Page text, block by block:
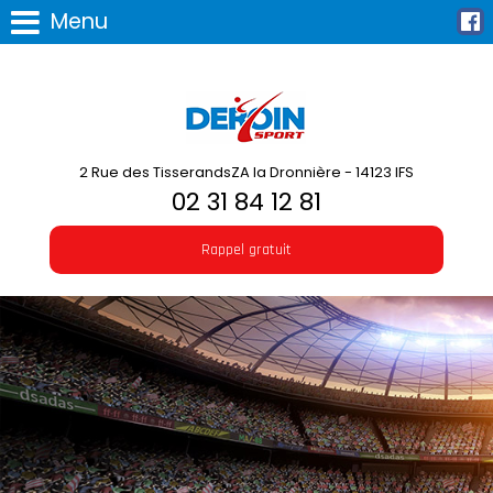
Menu
2 Rue des TisserandsZA la Dronnière - 14123 IFS
02 31 84 12 81
Rappel gratuit